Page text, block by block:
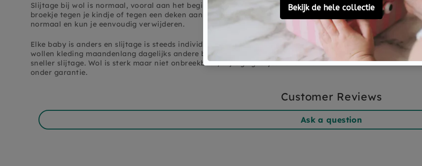
Slijtage bij wol is normaal, vooral aan het begin ontstaan er pluisjes omdat het
broekje tegen je kindje of tegen een deken aan beweegt, deze pluisjes zijn
normaal en kun je eenvoudig verwijderen.
Elke baby is anders en slijtage is steeds individueel. Sommige baby’s dragen
wollen kleding maandenlang dagelijks andere baby’s bewegen meer en hebben
sneller slijtage. Wol is sterk maar niet onbreekbaar, slijtage gaatjes vallen niet
onder garantie.
Customer Reviews
Ask a question